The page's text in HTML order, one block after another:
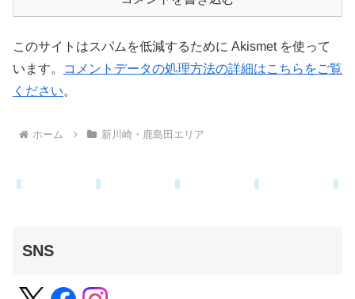
このサイトはスパムを低減するために Akismet を使って
います。
コメントデータの処理方法の詳細はこちらをご覧
ください。
ホーム 新川崎・鹿島田エリア
SNS